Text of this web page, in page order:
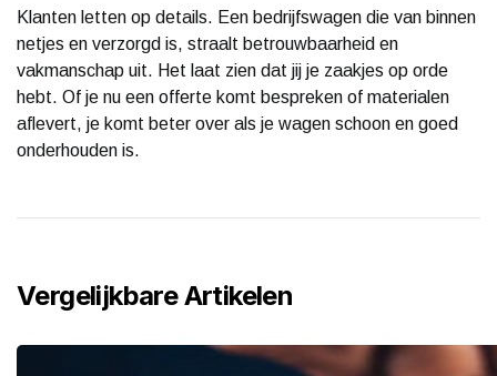
Klanten letten op details. Een bedrijfswagen die van binnen
netjes en verzorgd is, straalt betrouwbaarheid en
vakmanschap uit. Het laat zien dat jij je zaakjes op orde
hebt. Of je nu een offerte komt bespreken of materialen
aflevert, je komt beter over als je wagen schoon en goed
onderhouden is.
Vergelijkbare Artikelen